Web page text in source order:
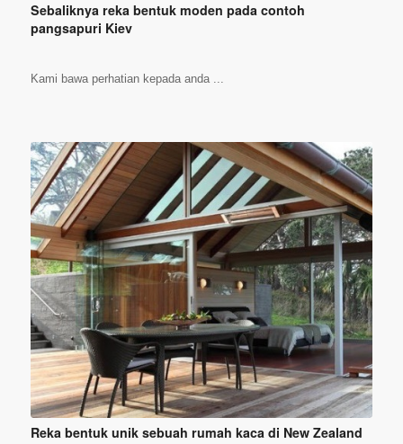
Sebaliknya reka bentuk moden pada contoh
pangsapuri Kiev
Kami bawa perhatian kepada anda ...
Reka bentuk unik sebuah rumah kaca di New Zealand